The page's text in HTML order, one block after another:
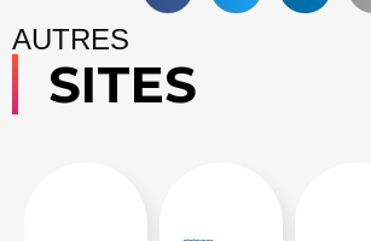
AUTRES
SITES